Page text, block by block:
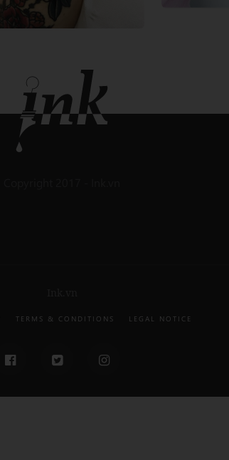
TERMS & CONDITIONS LEGAL NOTICE